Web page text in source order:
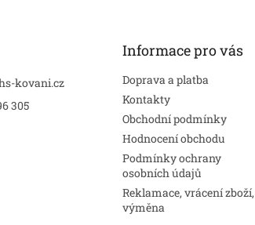
kovani.cz
305
Informace pro vás
Doprava a platba
Kontakty
Obchodní podmínky
Hodnocení obchodu
Podmínky ochrany
osobních údajů
Reklamace, vrácení zboží,
výměna